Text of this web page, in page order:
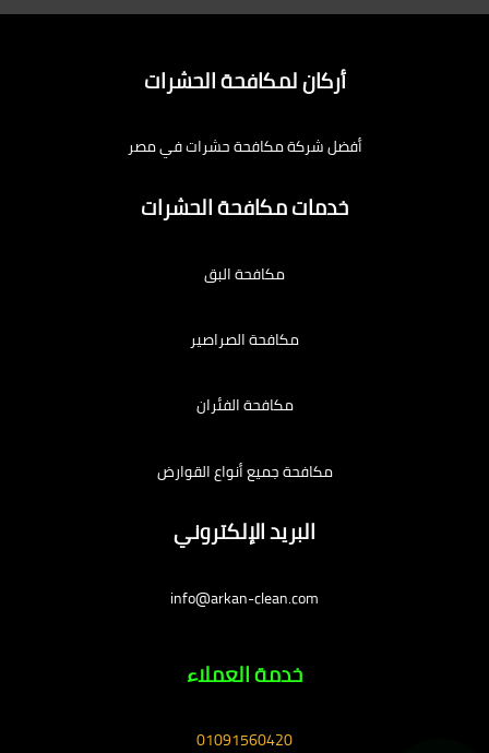
أركان لمكافحة الحشرات
أفضل شركة مكافحة حشرات في مصر
خدمات مكافحة الحشرات
مكافحة البق
مكافحة الصراصير
مكافحة الفئران
مكافحة جميع أنواع القوارض
البريد الإلكتروني
info@arkan-clean.com
خدمة العملاء
01091560420